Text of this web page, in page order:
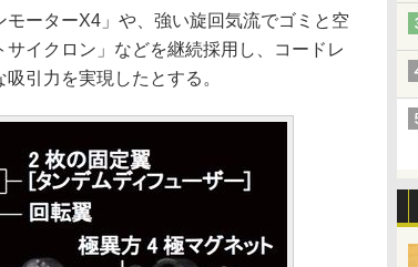
ーターX4」や、強い旋回気流でゴミと空
イクロン」などを継続採用し、コードレ
引力を実現したとする。